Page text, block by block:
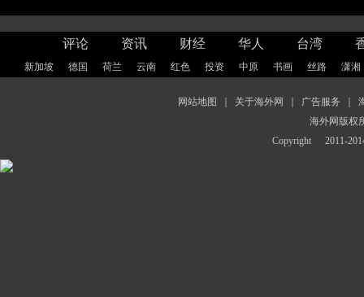
评论 资讯 财经 华人 台湾
新加坡 德国 荷兰 云南 红色 投资 中原 书画 丝路 潇湘
网站地图 关于海外网 广告服务
海外网版权
Copyright
2011-